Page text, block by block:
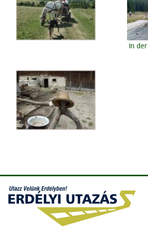
In